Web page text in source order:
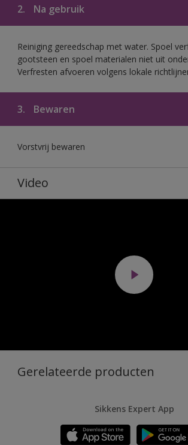
2. Na gebruik
Reiniging gereedschap met water. Spoel
gootsteen en spoel materialen niet uit
Verfresten afvoeren volgens lokale
3. Bewaren
Vorstvrij bewaren
Video
Gerelateerde producten
Sikkens Expert App